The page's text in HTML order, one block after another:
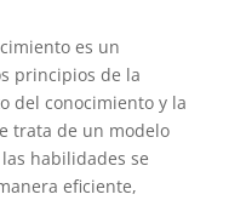
es un
principios de la
del conocimiento y la
trata de un modelo
habilidades se
eficiente,